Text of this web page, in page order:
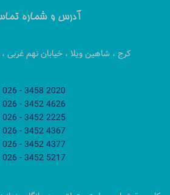
آدرس و شماره
کرج ، شاهین ویلا ، خیابان نهم غربی ،
2020 3458 - 026
4626 3452 - 026
2225 3452 - 026
4367 3452 - 026
4377 3452 - 026
5217 3452 - 026